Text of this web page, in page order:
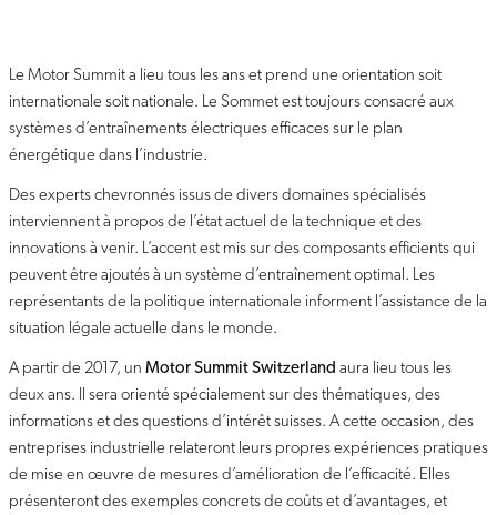
Le Motor Summit a lieu tous les ans et prend une orientation soit
internationale soit nationale. Le Sommet est toujours consacré aux
systèmes d’entraînements électriques efficaces sur le plan
énergétique dans l’industrie.
Des experts chevronnés issus de divers domaines spécialisés
interviennent à propos de l’état actuel de la technique et des
innovations à venir. L’accent est mis sur des composants efficients qui
peuvent être ajoutés à un système d’entraînement optimal. Les
représentants de la politique internationale informent l’assistance de la
situation légale actuelle dans le monde.
A partir de 2017, un Motor Summit Switzerland aura lieu tous les
deux ans. Il sera orienté spécialement sur des thématiques, des
informations et des questions d’intérêt suisses. A cette occasion, des
entreprises industrielle relateront leurs propres expériences pratiques
de mise en œuvre de mesures d’amélioration de l’efficacité. Elles
présenteront des exemples concrets de coûts et d’avantages, et